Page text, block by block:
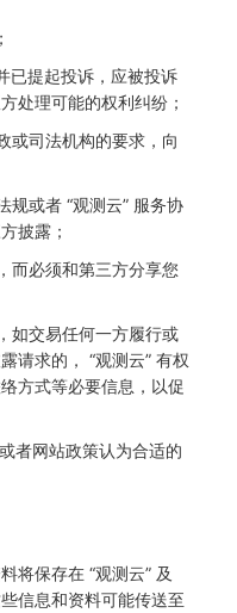
已提起投诉，应被投诉
处理可能的权利纠纷；
或司法机构的要求，向
规或者 “观测云” 服务协
披露；
而必须和第三方分享您
如交易任何一方履行或
请求的， “观测云” 有权
方式等必要信息，以促
者网站政策认为合适的
将保存在 “观测云” 及
信息和资料可能传送至